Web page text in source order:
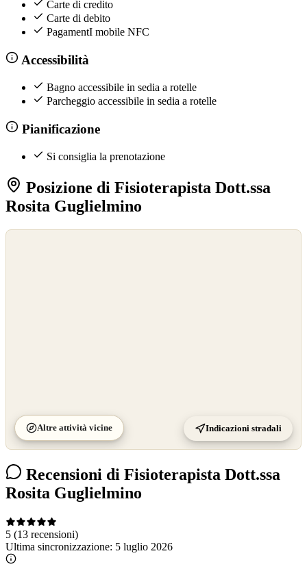
Carte di credito
Carte di debito
PagamentI mobile NFC
Accessibilità
Bagno accessibile in sedia a rotelle
Parcheggio accessibile in sedia a rotelle
Pianificazione
Si consiglia la prenotazione
Posizione di Fisioterapista Dott.ssa
Rosita Guglielmino
Altre attività vicine Indicazioni stradali
Recensioni di Fisioterapista Dott.ssa
Rosita Guglielmino
5 (13 recensioni)
Ultima sincronizzazione: 5 luglio 2026